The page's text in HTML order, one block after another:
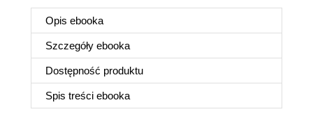
Opis ebooka
Szczegóły ebooka
Dostępność produktu
Spis treści ebooka